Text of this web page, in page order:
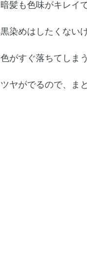
暗髪も色味がキレイ
黒染めはしたくない
色がすぐ落ちてしま
ツヤがでるので、ま